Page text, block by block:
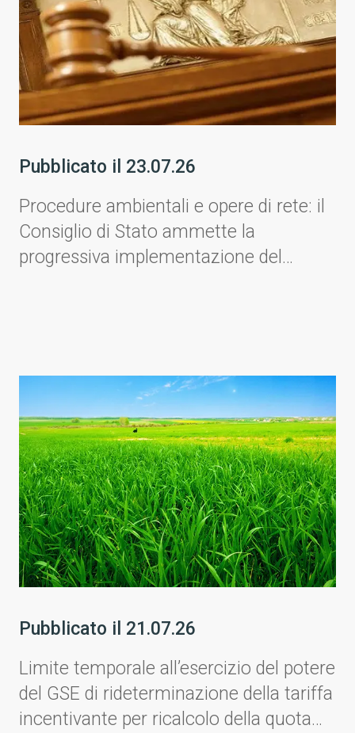
Pubblicato il 23.07.26
Procedure ambientali e opere di rete: il
Consiglio di Stato ammette la
progressiva implementazione del
Pubblicato il 21.07.26
Limite temporale all’esercizio del potere
del GSE di rideterminazione della tariffa
incentivante per ricalcolo della quota